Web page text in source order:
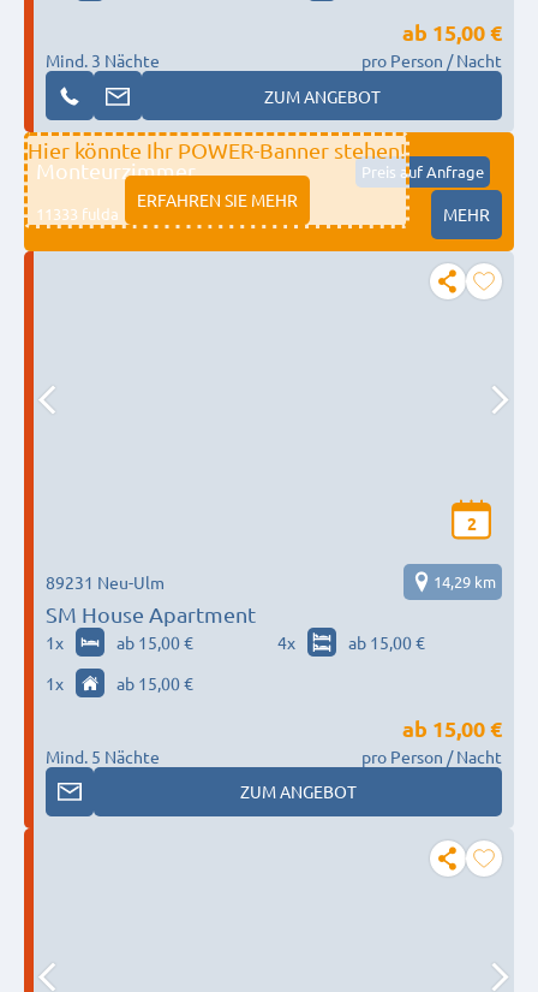
Mind. 3 Nächte
ab 15,00 €
pro Person / Nacht
ZUM ANGEBOT
Hier könnte Ihr POWER-Banner stehen!
ERFAHREN SIE MEHR
Monteurzimmer Preis auf Anfrage
11333 fulda MEHR
2
SM House Apartment
89231 Neu-Ulm 14,29 km
1x ab 15,00 € 4x
ab 15,00 €
1x ab 15,00 €
Mind. 5 Nächte
ab 15,00 €
pro Person / Nacht
ZUM ANGEBOT